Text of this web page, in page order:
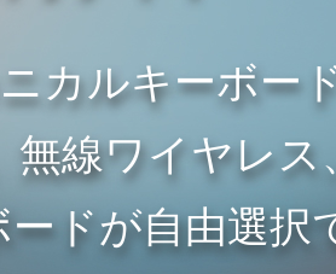
カルキーボー
線ワイヤレス
ドが自由選択